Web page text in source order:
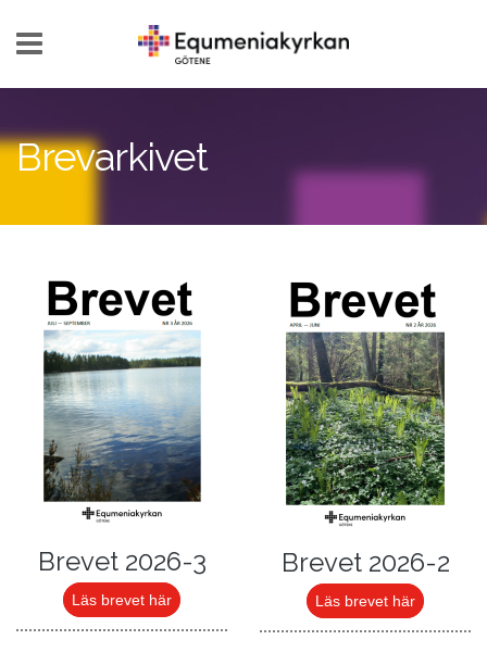
Brevarkivet
Brevet 2026-3
Läs brevet här
Brevet 2026-2
Läs brevet här